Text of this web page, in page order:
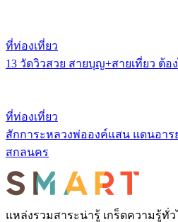
ที่ท่องเที่ยว
13 วัดวิวสวย สายบุญ+สายเที่ยว ต้อ
ที่ท่องเที่ยว
สักการะหลวงพ่อองค์แสน แดนอาร
สกลนคร
แหล่งรวมสาระน่ารู้ เกร็ดความรู้ทั่